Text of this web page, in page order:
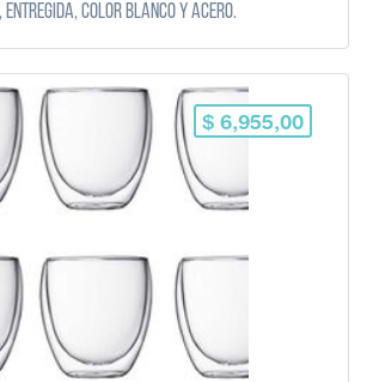
entregida, color blanco y acero.
$ 6,955,00